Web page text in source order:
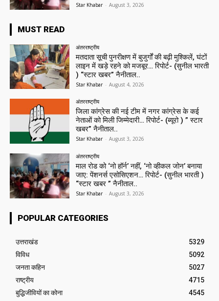
Star Khabar - August 3, 2026
MUST READ
अंतरराष्ट्रीय
मतदाता सूची पुनरीक्षण में बुजुर्गों की बढ़ी मुश्किलें, घंटों
लाइन में खड़े रहने को मजबूर… रिपोर्ट- (सुनील भारती
) “स्टार खबर” नैनीताल..
Star Khabar - August 4, 2026
अंतरराष्ट्रीय
जिला कांग्रेस की नई टीम में नगर कांग्रेस के कई
नेताओं को मिली जिम्मेदारी… रिपोर्ट- (ब्यूरो ) ” स्टार
खबर” नैनीताल..
Star Khabar - August 3, 2026
अंतरराष्ट्रीय
माल रोड को ‘नो हॉर्न’ नहीं, ‘नो व्हीकल जोन’ बनाया
जाए: पेंशनर्स एसोसिएशन… रिपोर्ट- (सुनील भारती )
“स्टार खबर ” नैनीताल..
Star Khabar - August 3, 2026
POPULAR CATEGORIES
उत्तराखंड
5329
विविध
5092
जनता कहिन
5027
राष्ट्रीय
4715
बुद्धिजीवियों का कोना
4545